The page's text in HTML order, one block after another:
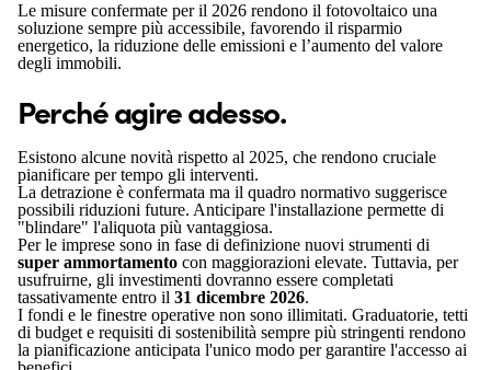
Le misure confermate per il 2026 rendono il fotovoltaico una
soluzione sempre più accessibile, favorendo il risparmio
energetico, la riduzione delle emissioni e l’aumento del valore
degli immobili.
Perché agire adesso.
Esistono alcune novità rispetto al 2025, che rendono cruciale
pianificare per tempo gli interventi.
La detrazione è confermata ma il quadro normativo suggerisce
possibili riduzioni future. Anticipare l'installazione permette di
"blindare" l'aliquota più vantaggiosa.
Per le imprese sono in fase di definizione nuovi strumenti di
super ammortamento con maggiorazioni elevate. Tuttavia, per
usufruirne, gli investimenti dovranno essere completati
tassativamente entro il 31 dicembre 2026.
I fondi e le finestre operative non sono illimitati. Graduatorie, tetti
di budget e requisiti di sostenibilità sempre più stringenti rendono
la pianificazione anticipata l'unico modo per garantire l'accesso ai